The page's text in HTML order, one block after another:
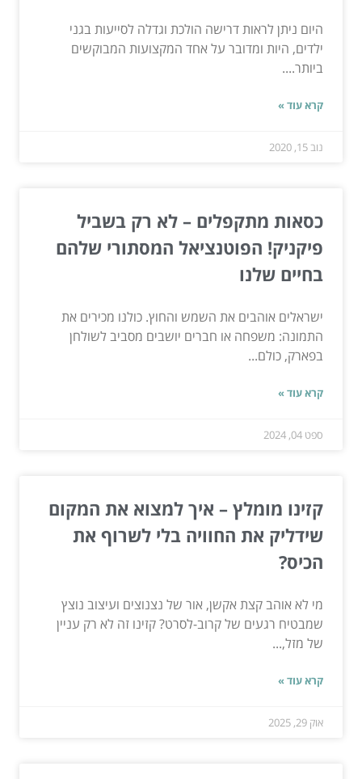
היום ניתן לראות דרישה הולכת וגדלה לסייעות בגני
ילדים, היות ומדובר על אחד המקצועות המבוקשים
ביותר....
קרא עוד »
נוב 15, 2020
כסאות מתקפלים – לא רק בשביל
פיקניק! הפוטנציאל המסתורי שלהם
בחיים שלנו
ישראלים אוהבים את השמש והחוץ. כולנו מכירים את
התמונה: משפחה או חברים יושבים מסביב לשולחן
בפארק, כולם...
קרא עוד »
ספט 04, 2024
קזינו מומלץ – איך למצוא את המקום
שידליק את החוויה בלי לשרוף את
הכיס?
מי לא אוהב קצת אקשן, אור של נצנוצים ועיצוב נוצץ
שמבטיח רגעים של קרוב-לסרט? קזינו זה לא רק עניין
של מזל,...
קרא עוד »
אוק 29, 2025